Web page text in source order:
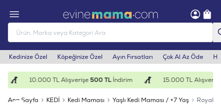
Kedinize Özel Köpeğinize Özel Ayın Fırsatları Çok Al Az Öde
10.000 TL Alışverişe500 TLİndirim 15.000 TL Alışverişe
Ana Sayfa KEDİ Kedi Maması Yaşlı Kedi Maması / +7 Yaş Royal